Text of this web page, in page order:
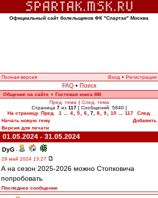
Официальный сайт болельщиков ФК "Спартак" Москва
Полная версия Вход • Регистрация
FAQ • Поиск
Общение на сайте » Гостевая книга ВВ
Пред. тема | След. тема
Страница 7из 117[ Сообщений: 5840 ]
На страницу Пред. 1 4 5 6 7, 8 9 10 117
След.
Начать новую тему
Добавить
Версия для печати
01.05.2024 - 31.05.2024
DyG -
29 май 2024 13:27
А на сезон 2025-2026 можно Стопковича
попробовать
Последнее сообщение